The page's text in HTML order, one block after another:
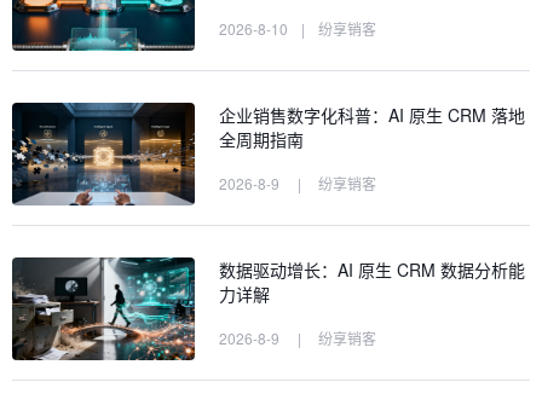
2026-8-10 | 纷享销客
企业销售数字化科普：AI 原生 CRM 落地
全周期指南
2026-8-9 | 纷享销客
数据驱动增长：AI 原生 CRM 数据分析能
力详解
2026-8-9 | 纷享销客